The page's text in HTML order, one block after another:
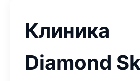
Клиника
Diamond